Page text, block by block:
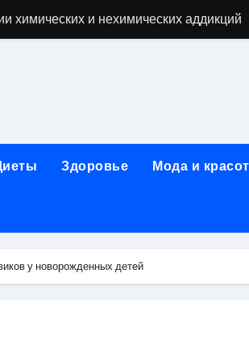
химических и нехимических аддикций
12 шагов, психотерапия,
под ключ
крыла одного полёта
Здоровье Мода и
у новорожденных детей